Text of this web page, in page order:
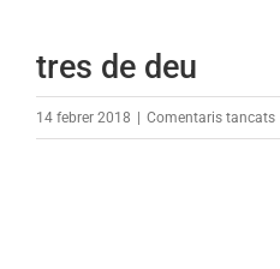
tres de deu
14 febrer 2018 Comentaris tancatsa